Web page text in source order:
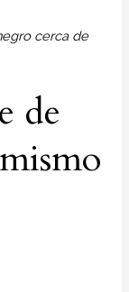
cerca de
de